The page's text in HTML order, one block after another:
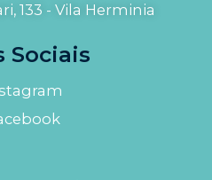
133 - Vila Herminia
Sociais